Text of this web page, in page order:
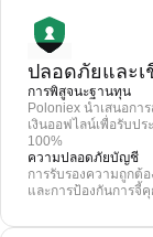
ปลอดภัยและเ
การพิสูจนะฐานทุน
Poloniex นำเสนอกา
เงินออฟไลน์เพื่อรับป
100%
ความปลอดภัยบัญชี
การรับรองความถูกต้
และการป้องกันการจี้